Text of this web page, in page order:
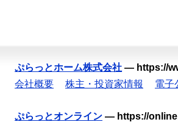
ぷらっとホーム株式会社 — https://
会社概要
株主・投資家情報 電子
ぷらっとオンライン — https://